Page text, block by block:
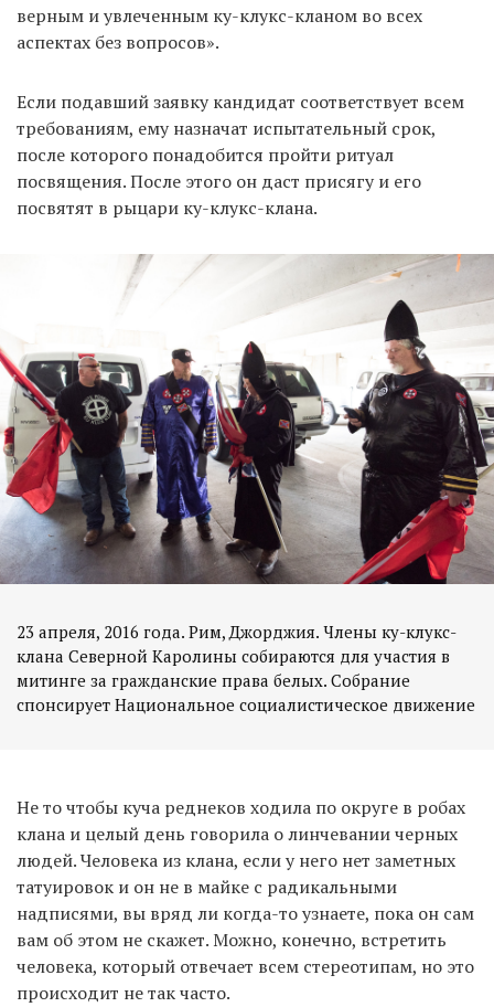
верным и увлеченным ку-клукс-кланом во всех
аспектах без вопросов».
Если подавший заявку кандидат соответствует всем
требованиям, ему назначат испытательный срок,
после которого понадобится пройти ритуал
посвящения. После этого он даст присягу и его
посвятят в рыцари ку-клукс-клана.
23 апреля, 2016 года. Рим, Джорджия. Члены ку-клукс-
клана Северной Каролины собираются для участия в
митинге за гражданские права белых. Собрание
спонсирует Национальное социалистическое движение
Не то чтобы куча реднеков ходила по округе в робах
клана и целый день говорила о линчевании черных
людей. Человека из клана, если у него нет заметных
татуировок и он не в майке с радикальными
надписями, вы вряд ли когда-то узнаете, пока он сам
вам об этом не скажет. Можно, конечно, встретить
человека, который отвечает всем стереотипам, но это
происходит не так часто.